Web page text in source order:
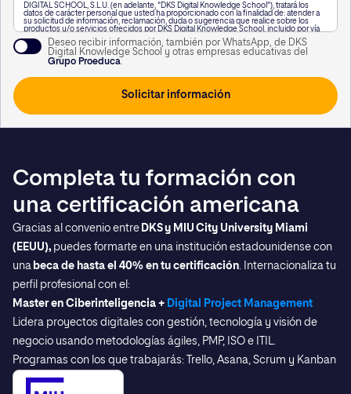
DIGITAL SCHOOL, S.L.U. (en adelante, "DKS Digital Knowledge School"), tratará los
datos de carácter personal que usted ha proporcionado con la finalidad de: atender a
su solicitud de información, reclamación, duda o sugerencia que realice sobre los
productos y/o servicios ofrecidos por DKS Digital Knowledge School, incluido por vía
telefónica, o a través de WhatsApp,, así como para mantenerle informado de nuestra
actividad.
A su vez, le informamos que vamos a realizar un perfilado de sus datos de carácter
personal para poderle enviar información personalizada en función de sus intereses.
Puede consultar información adicional haciendo clicaquí.
Usted podrá revocar el consentimiento otorgado, así como ejercitar los derechos
reconocidos en los artículos 15 a 22 del Reglamento (UE) 2016/679, mediante solicitud
dirección de correo electrónicolopd@kschool.com, identificándose debidamente. Si
Deseo recibir información, también por WhatsApp, de DKS
Digital Knowledge School y otras empresas educativas del
Grupo Proeduca.
Completa tu formación con
una certificación americana
Gracias al convenio entre DKSy MIU City University Miami
(EEUU), puedes formarte en una institución estadounidense con
una beca de hasta el 40% en tu certificación . Internacionaliza tu
perfil profesional con el:
Master en Ciberinteligencia + Digital Project Management
Lidera proyectos digitales con gestión, tecnología y visión de
negocio usando metodologías ágiles, PMP, ISO e ITIL.
Programas con los que trabajarás: Trello, Asana, Scrum y Kanban